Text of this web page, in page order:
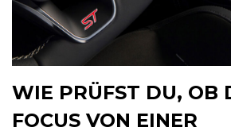
WIE PRÜFST DU, OB
FOCUS VON EINER